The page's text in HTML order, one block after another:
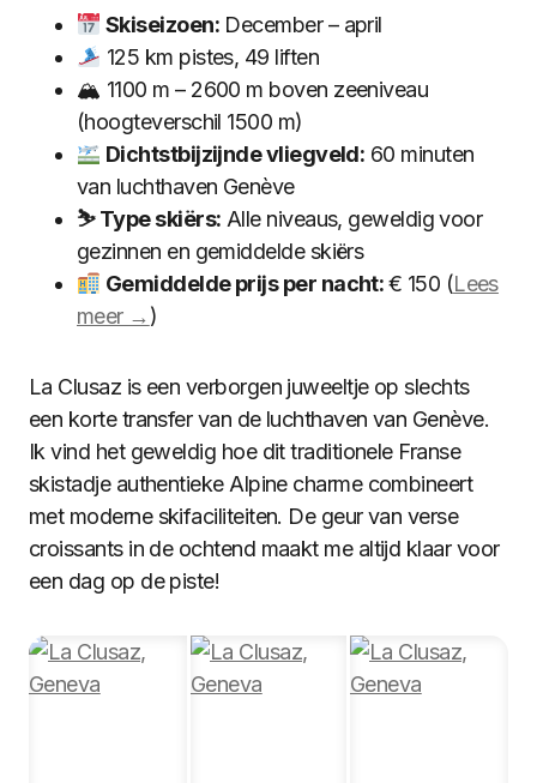
Skiseizoen: December – april
125 km pistes, 49 liften
🏔 1100 m – 2600 m boven zeeniveau
(hoogteverschil 1500 m)
Dichtstbijzijnde vliegveld: 60 minuten
van luchthaven Genève
⛷ Type skiërs: Alle niveaus, geweldig voor
gezinnen en gemiddelde skiërs
Gemiddelde prijs per nacht:€ 150 (Lees
meer →)
La Clusaz is een verborgen juweeltje op slechts
een korte transfer van de luchthaven van Genève.
Ik vind het geweldig hoe dit traditionele Franse
skistadje authentieke Alpine charme combineert
met moderne skifaciliteiten. De geur van verse
croissants in de ochtend maakt me altijd klaar voor
een dag op de piste!